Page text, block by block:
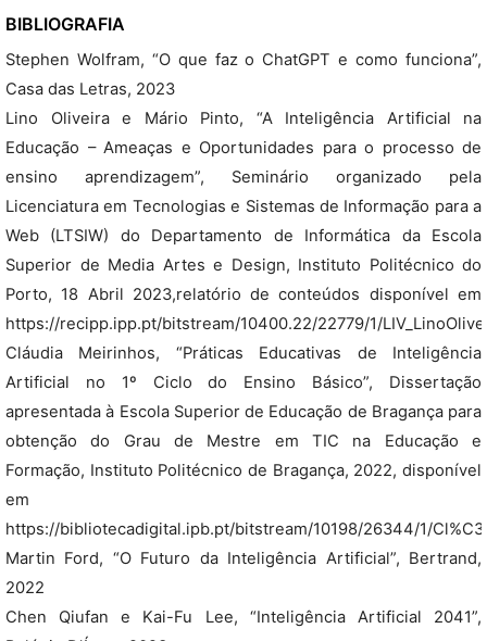
BIBLIOGRAFIA
Stephen Wolfram, “O que faz o ChatGPT e como funciona”,
Casa das Letras, 2023
Lino Oliveira e Mário Pinto, “A Inteligência Artificial na
Educação – Ameaças e Oportunidades para o processo de
ensino aprendizagem”, Seminário organizado pela
Licenciatura em Tecnologias e Sistemas de Informação para a
Web (LTSIW) do Departamento de Informática da Escola
Superior de Media Artes e Design, Instituto Politécnico do
Porto, 18 Abril 2023,relatório de conteúdos disponível em
https://recipp.ipp.pt/bitstream/10400.22/22779/1/
Cláudia Meirinhos, “Práticas Educativas de Inteligência
Artificial no 1º Ciclo do Ensino Básico”, Dissertação
apresentada à Escola Superior de Educação de Bragança para
obtenção do Grau de Mestre em TIC na Educação e
Formação, Instituto Politécnico de Bragança, 2022, disponível
em
https://bibliotecadigital.ipb.pt/bitstream/10198/26344/1/
Martin Ford, “O Futuro da Inteligência Artificial”, Bertrand,
2022
Chen Qiufan e Kai-Fu Lee, “Inteligência Artificial 2041”,